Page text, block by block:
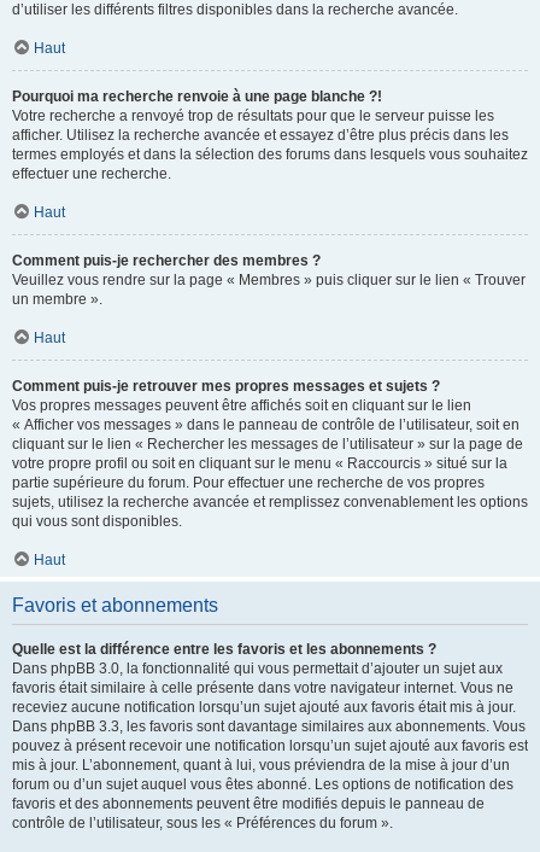
d’utiliser les différents filtres disponibles dans la recherche avancée.
Haut
Pourquoi ma recherche renvoie à une page blanche ?!
Votre recherche a renvoyé trop de résultats pour que le serveur puisse les
afficher. Utilisez la recherche avancée et essayez d’être plus précis dans les
termes employés et dans la sélection des forums dans lesquels vous souhaitez
effectuer une recherche.
Haut
Comment puis-je rechercher des membres ?
Veuillez vous rendre sur la page « Membres » puis cliquer sur le lien « Trouver
un membre ».
Haut
Comment puis-je retrouver mes propres messages et sujets ?
Vos propres messages peuvent être affichés soit en cliquant sur le lien
« Afficher vos messages » dans le panneau de contrôle de l’utilisateur, soit en
cliquant sur le lien « Rechercher les messages de l’utilisateur » sur la page de
votre propre profil ou soit en cliquant sur le menu « Raccourcis » situé sur la
partie supérieure du forum. Pour effectuer une recherche de vos propres
sujets, utilisez la recherche avancée et remplissez convenablement les options
qui vous sont disponibles.
Haut
Favoris et abonnements
Quelle est la différence entre les favoris et les abonnements ?
Dans phpBB 3.0, la fonctionnalité qui vous permettait d’ajouter un sujet aux
favoris était similaire à celle présente dans votre navigateur internet. Vous ne
receviez aucune notification lorsqu’un sujet ajouté aux favoris était mis à jour.
Dans phpBB 3.3, les favoris sont davantage similaires aux abonnements. Vous
pouvez à présent recevoir une notification lorsqu’un sujet ajouté aux favoris est
mis à jour. L’abonnement, quant à lui, vous préviendra de la mise à jour d’un
forum ou d’un sujet auquel vous êtes abonné. Les options de notification des
favoris et des abonnements peuvent être modifiés depuis le panneau de
contrôle de l’utilisateur, sous les « Préférences du forum ».